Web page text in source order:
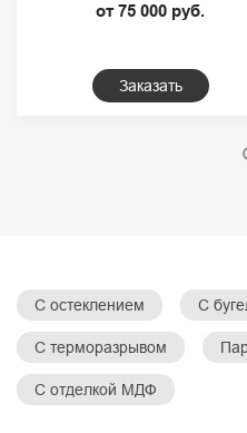
скобой
от 75 000 руб.
Заказать
С остеклением С
С терморазрывом
С отделкой МДФ